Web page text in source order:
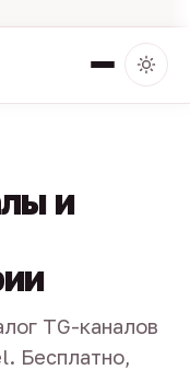
и
TG-каналов
Бесплатно,